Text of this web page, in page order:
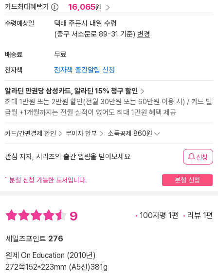
카드최대혜택가 16,065원
수령예상일
택배 주문시 내일 수령
(중구 서소문로 89-31 기준) 변경
배송료 무료
전자책 전자책 출간알림 신청
알라딘 만권당 삼성카드, 알라딘 15% 청구 할인
최대 1만원 또는 2만원 할인(전월 30만원 또는 60만원 이용 시) / 카드 발
급월 +1개월까지는 전월 실적이 없어도 최대 1만원 혜택 제공
카드/간편결제 할인 무이자 할부 소득공제 860원
관심 저자, 시리즈의 출간 알림을 받아보세요 신청
분철 신청 가능한 도서입니다. 분철 신청
9 100자평 1편 리뷰 1편
세일즈포인트 276
원제 On Education (2010년)
272쪽152*223mm (A5신)381g